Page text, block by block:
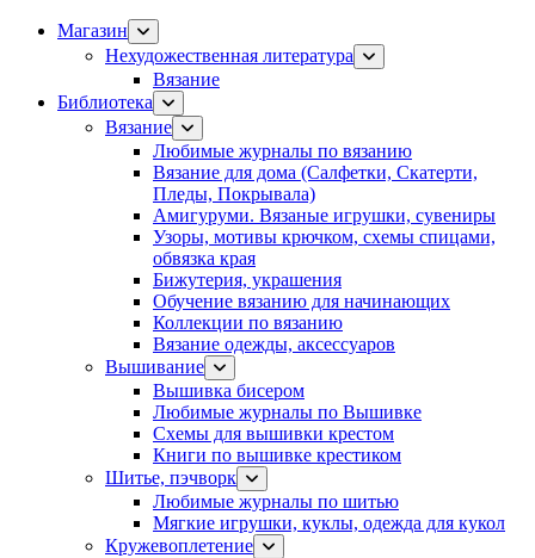
Магазин
Нехудожественная литература
Вязание
Библиотека
Вязание
Любимые журналы по вязанию
Вязание для дома (Салфетки, Скатерти,
Пледы, Покрывала)
Амигуруми. Вязаные игрушки, сувениры
Узоры, мотивы крючком, схемы спицами,
обвязка края
Бижутерия, украшения
Обучение вязанию для начинающих
Коллекции по вязанию
Вязание одежды, аксессуаров
Вышивание
Вышивка бисером
Любимые журналы по Вышивке
Схемы для вышивки крестом
Книги по вышивке крестиком
Шитье, пэчворк
Любимые журналы по шитью
Мягкие игрушки, куклы, одежда для кукол
Кружевоплетение